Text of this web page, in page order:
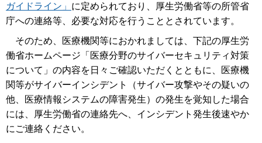
ガイドライン」 に定められており、厚生労働省等の所管省
庁への連絡等、必要な対応を行うこととされています。
そのため、医療機関等におかれましては、下記の厚生労
働省ホームページ「医療分野のサイバーセキュリティ対策
について」の内容を日々ご確認いただくとともに、医療機
関等がサイバーインシデント（サイバー攻撃やその疑いの
他、医療情報システムの障害発生）の発生を覚知した場合
には、厚生労働省の連絡先へ、インシデント発生後速やか
にご連絡ください。